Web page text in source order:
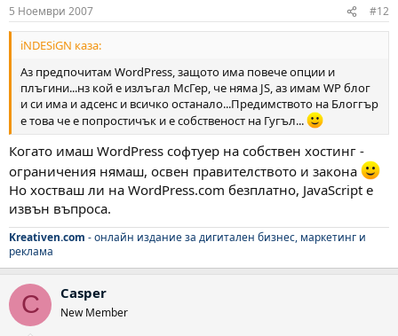
5 Ноември 2007 #12
iNDESiGN каза:
Аз предпочитам WordPress, защото има повече опции и
плъгини...нз кой е излъгал МсГер, че няма JS, аз имам WP блог
и си има и адсенс и всичко останало...Предимството на Блоггър
е това че е попростичък и е собственост на Гугъл...
Когато имаш WordPress софтуер на собствен хостинг -
ограничения нямаш, освен правителството и закона
Но хостваш ли на WordPress.com безплатно, JavaScript е
извън въпроса.
Kreativen.com - онлайн издание за дигитален бизнес, маркетинг и
реклама
C Casper
New Member